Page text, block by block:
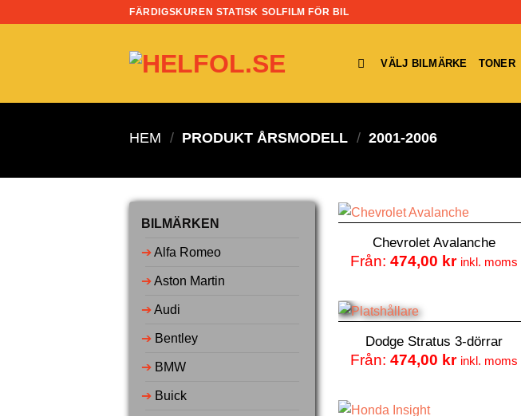
FÄRDIGSKUREN STATISK SOLFILM FÖR BIL
VÄLJ BILMÄRKE TONER
HEM / PRODUKT ÅRSMODELL / 2001-2006
BILMÄRKEN
➔Alfa Romeo
➔Aston Martin
➔Audi
➔ Bentley
➔ BMW
➔ Buick
Chevrolet Avalanche
Från:474,00 kr inkl. moms
Dodge Stratus 3-dörrar
Från:474,00 kr inkl. moms